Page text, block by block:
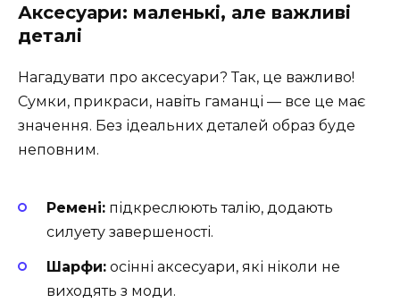
Аксесуари: маленькі, але важливі
деталі
Нагадувати про аксесуари? Так, це важливо!
Сумки, прикраси, навіть гаманці — все це має
значення. Без ідеальних деталей образ буде
неповним.
Ремені: підкреслюють талію, додають
силуету завершеності.
Шарфи: осінні аксесуари, які ніколи не
виходять з моди.